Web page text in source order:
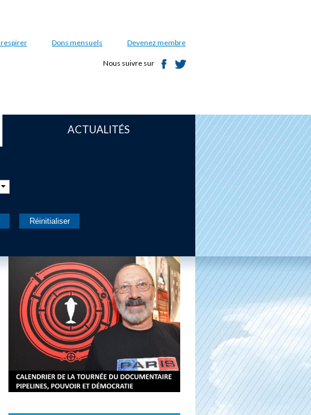
respirer Dons mensuels Devenez membre
Nous suivre sur
ACTUALITÉS